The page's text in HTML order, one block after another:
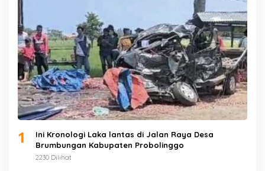
1
Ini Kronologi Laka lantas di Jalan Raya Desa
Brumbungan Kabupaten Probolinggo
2230 Dilihat